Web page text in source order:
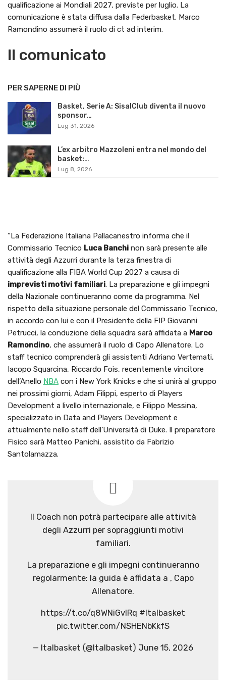
qualificazione ai Mondiali 2027, previste per luglio. La
comunicazione è stata diffusa dalla Federbasket. Marco
Ramondino assumerà il ruolo di ct ad interim.
Il comunicato
PER SAPERNE DI PIÙ
Basket, Serie A: SisalClub diventa il nuovo
sponsor…
Lug 31, 2026
L’ex arbitro Mazzoleni entra nel mondo del
basket:…
Lug 8, 2026
“La Federazione Italiana Pallacanestro informa che il
Commissario Tecnico Luca Banchi non sarà presente alle
attività degli Azzurri durante la terza finestra di
qualificazione alla FIBA World Cup 2027 a causa di
imprevisti motivi familiari. La preparazione e gli impegni
della Nazionale continueranno come da programma. Nel
rispetto della situazione personale del Commissario Tecnico,
in accordo con lui e con il Presidente della FIP Giovanni
Petrucci, la conduzione della squadra sarà affidata a Marco
Ramondino, che assumerà il ruolo di Capo Allenatore. Lo
staff tecnico comprenderà gli assistenti Adriano Vertemati,
Iacopo Squarcina, Riccardo Fois, recentemente vincitore
dell’Anello NBA con i New York Knicks e che si unirà al gruppo
nei prossimi giorni, Adam Filippi, esperto di Players
Development a livello internazionale, e Filippo Messina,
specializzato in Data and Players Development e
attualmente nello staff dell’Università di Duke. Il preparatore
Fisico sarà Matteo Panichi, assistito da Fabrizio
Santolamazza.
Il Coach non potrà partecipare alle attività
degli Azzurri per sopraggiunti motivi
familiari.
La preparazione e gli impegni continueranno
regolarmente: la guida è affidata a , Capo
Allenatore.
https://t.co/q8WNiGvlRq #Italbasket
pic.twitter.com/NSHENbKkfS
— Italbasket (@Italbasket) June 15, 2026